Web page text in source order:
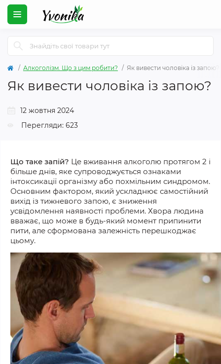
Алкоголізм. Що з цим робити? Як вивести чоловіка із запою?
Як вивести чоловіка із запою?
12 жовтня 2024
Перегляди: 623
Що таке запій? Це вживання алкоголю протягом 2 і
більше днів, яке супроводжується ознаками
інтоксикації організму або похмільним синдромом.
Основним фактором, який ускладнює самостійний
вихід із тижневого запою, є зниження
усвідомлення наявності проблеми. Хвора людина
вважає, що може в будь-який момент припинити
пити, але сформована залежність перешкоджає
цьому.